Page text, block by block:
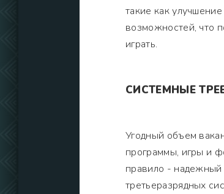
такие как
возможностей, что
играть.
СИСТЕМНЫЕ
Угодный объем
программы, игры и
правило - надежный
третьеразрядных